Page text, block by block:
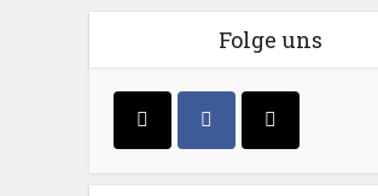
Folge uns